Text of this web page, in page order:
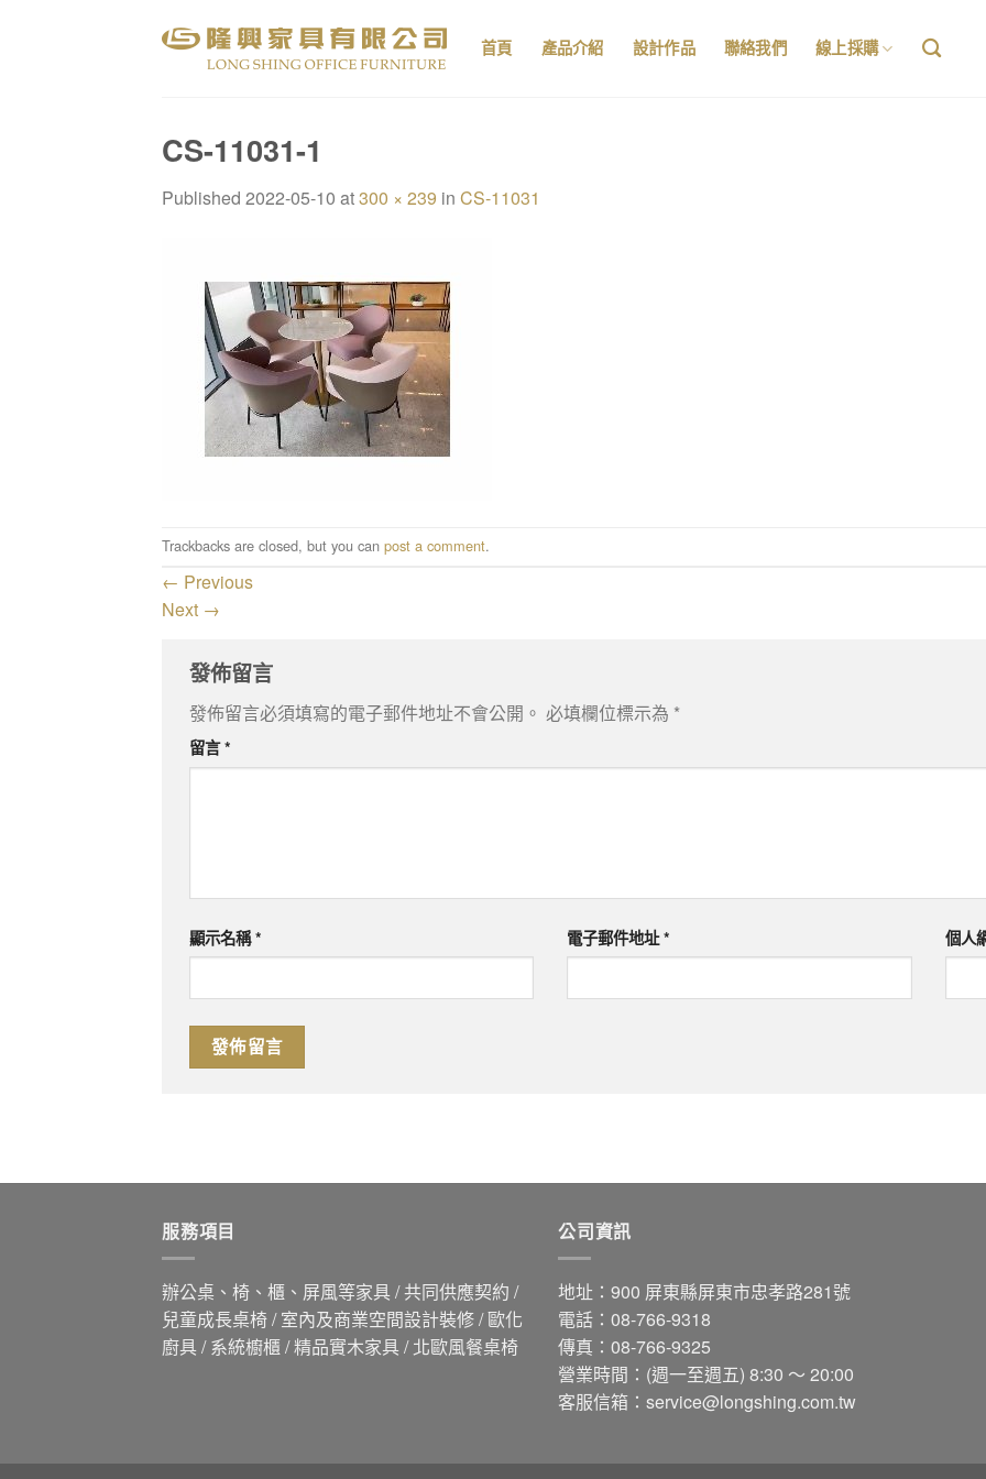
首頁 產品介紹 設計作品 聯絡我們 線上採購
CS-11031-1
Published 2022-05-10 at300 × 239 in CS-11031
Trackbacks are closed, but you can post a comment.
← Previous
Next →
發佈留言
發佈留言必須填寫的電子郵件地址不會公開。 必填欄位標示為 *
留言*
顯示名稱* 電子郵件地址* 個人
服務項目
辦公桌、椅、櫃、屏風等家具 / 共同供應契約 /
兒童成長桌椅 / 室內及商業空間設計裝修 / 歐化
廚具 / 系統櫥櫃 / 精品實木家具 / 北歐風餐桌椅
公司資訊
地址：900 屏東縣屏東市忠孝路281號
電話：08-766-9318
傳真：08-766-9325
營業時間：(週一至週五) 8:30 ～ 20:00
客服信箱： service@longshing.com.tw